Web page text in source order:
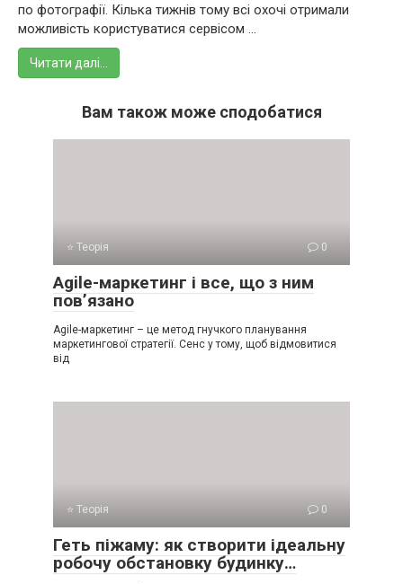
по фотографії. Кілька тижнів тому всі охочі отримали
можливість користуватися сервісом ...
Читати далі…
Вам також може сподобатися
⭐ Теорія 0
Аgile-маркетинг і все, що з ним
пов’язано
Agile-маркетинг – це метод гнучкого планування
маркетингової стратегії. Сенс у тому, щоб відмовитися
від
⭐ Теорія 0
Геть піжаму: як створити ідеальну
робочу обстановку будинку…